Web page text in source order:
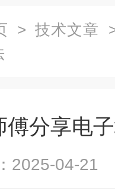
> 技术文章
傅分享电
：2025-04-